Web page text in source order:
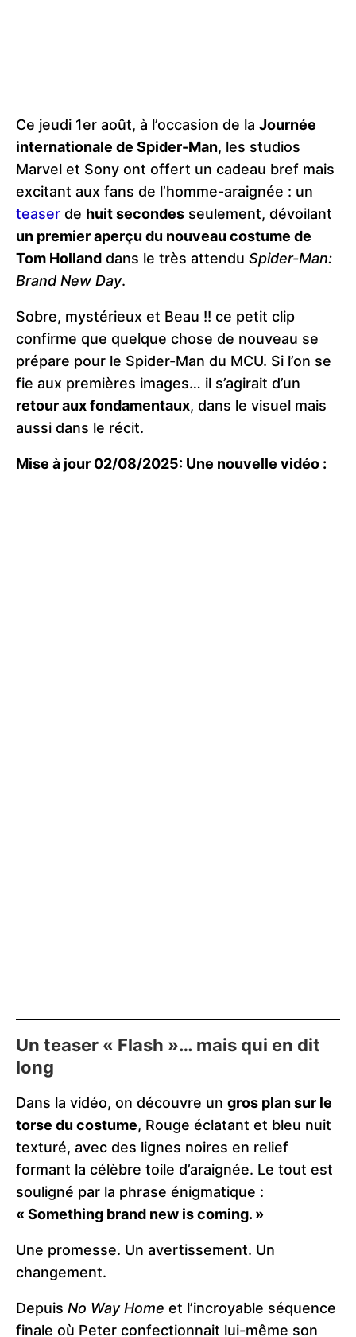
Ce jeudi 1er août, à l’occasion de la Journée
internationale de Spider-Man, les studios
Marvel et Sony ont offert un cadeau bref mais
excitant aux fans de l’homme-araignée : un
teaser de huit secondes seulement, dévoilant
un premier aperçu du nouveau costume de
Tom Holland dans le très attendu Spider-Man:
Brand New Day.
Sobre, mystérieux et Beau !! ce petit clip
confirme que quelque chose de nouveau se
prépare pour le Spider-Man du MCU. Si l’on se
fie aux premières images… il s’agirait d’un
retour aux fondamentaux, dans le visuel mais
aussi dans le récit.
Mise à jour 02/08/2025: Une nouvelle vidéo :
Un teaser « Flash »… mais qui en dit
long
Dans la vidéo, on découvre un gros plan sur le
torse du costume, Rouge éclatant et bleu nuit
texturé, avec des lignes noires en relief
formant la célèbre toile d’araignée. Le tout est
souligné par la phrase énigmatique :
« Something brand new is coming. »
Une promesse. Un avertissement. Un
changement.
Depuis No Way Home et l’incroyable séquence
finale où Peter confectionnait lui-même son